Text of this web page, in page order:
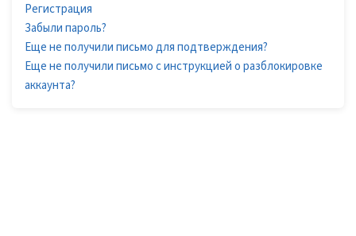
Регистрация
Забыли пароль?
Еще не получили письмо для подтверждения?
Еще не получили письмо с инструкцией о разблокировке
аккаунта?